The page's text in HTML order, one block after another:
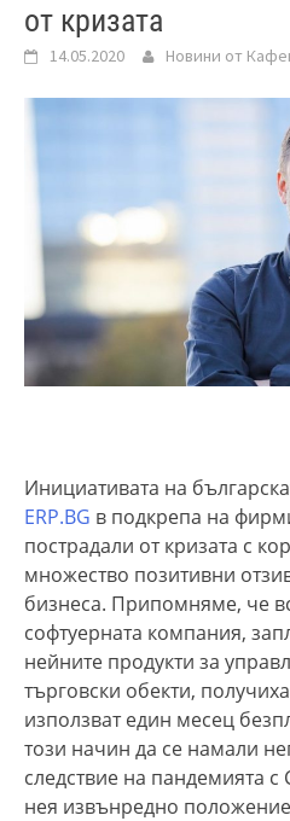
от кризата
14.05.2020 Новини от
Инициативата на
ERP.BG в подкрепа на
пострадали от кризата с
множество позитивни
бизнеса. Припомняме, че
софтуерната компания,
нейните продукти за
търговски обекти,
използват един месец
този начин да се намали
следствие на пандемията с
нея извънредно